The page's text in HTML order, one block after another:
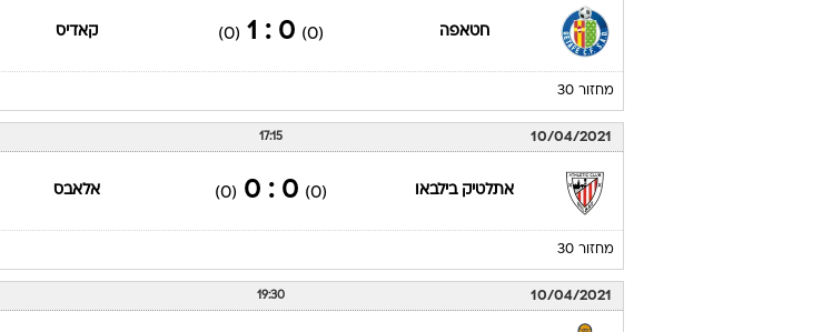
חטאפה (0)
0 : 1
(0) קאדיס
מחזור 30
10/04/2021
17:15
אתלטיק בילבאו (0)
0 : 0
(0) אלאבס
מחזור 30
10/04/2021
19:30